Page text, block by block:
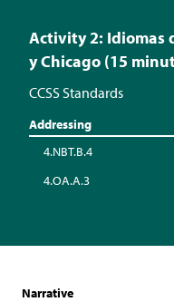
Activity 2: Idiomas
y Chicago (15
CCSS Standards
Addressing
4.NBT.B.4
4.OA.A.3
Narrative